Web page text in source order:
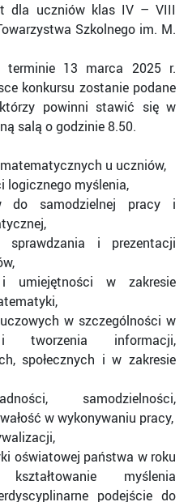
dla uczniów klas IV – VIII
Szkolnego im. M.
13 marca 2025 r.
konkursu zostanie podane
powinni stawić się w
salą o godzinie 8.50.
u uczniów,
logicznego myślenia,
do samodzielnej pracy i
i prezentacji
umiejętności w zakresie
w szczególności w
tworzenia informacji,
społecznych i w zakresie
samodzielności,
w wykonywaniu pracy,
oświatowej państwa w roku
myślenia
podejście do